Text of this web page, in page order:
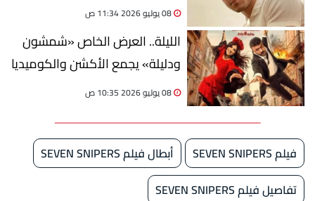
قبل نهاية 2026
08 يوليو 2026 11:34 ص
الليلة.. العرض الخاص «شمشون
ودليلة» يجمع الأكشن والكوميديا
08 يوليو 2026 10:35 ص
فيلم SEVEN SNIPERS
أبطال فيلم SEVEN SNIPERS
تفاصيل فيلم SEVEN SNIPERS